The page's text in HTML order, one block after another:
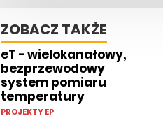
ZOBACZ TAKŻE
eT - wielokanałowy,
bezprzewodowy
system pomiaru
temperatury
PROJEKTY EP